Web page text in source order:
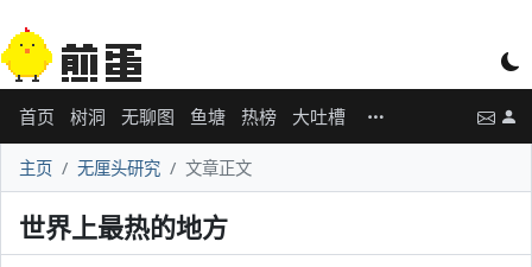
首页 树洞 无聊图 鱼塘 热榜 大吐槽
主页 无厘头研究 文章正文
世界上最热的地方